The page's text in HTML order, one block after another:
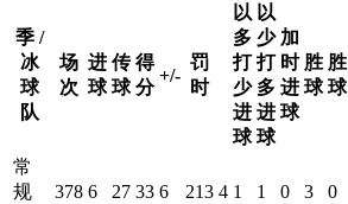
季 /
冰
球
队
场
次
进
球
传
球
得
分
+/-
罚
时
以
多
打
少
进
球
以
少
打
多
进
球
加
时
进
球
胜
球
胜
球
常
规
378 6 27 33 6 213 4 1 1 0 3 0